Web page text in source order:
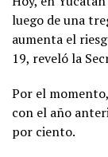
luego de una
aumenta el
19, reveló la
Por el
con el año
por ciento.